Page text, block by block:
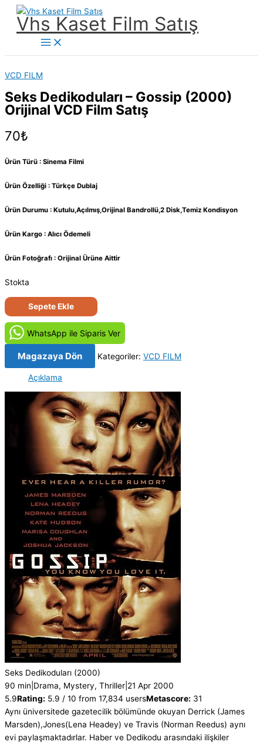
İçeriğe
Vhs Kaset Film Satış
Main
Menu
VCD FILM
Seks Dedikoduları – Gossip (2000)
Orijinal VCD Film Satış
70₺
Ürün Türü : Sinema Filmi
Ürün Özelliği : Türkçe Dublaj
Ürün Durumu : Kutulu,Açılmış,Orijinal Bandrollü,2 Disk,Temiz Kondisyon
Ürün Kargo : Alıcı Ödemeli
Ürün Fotoğrafı : Orijinal Ürüne Aittir
Stokta
Seks
Dedikoduları
Gossip
(2000)
Orijinal
Film
Sepete Ekle
WhatsApp ile Siparis Ver
Magazaya Dön Kategoriler: VCD FILM
Açıklama
Seks Dedikoduları (2000)
90 min Drama, Mystery, Thriller 21 Apr 2000
5.9Rating: 5.9 / 10 from 17,834 usersMetascore: 31
Aynı üniversitede gazetecilik bölümünde okuyan Derrick (James
Marsden),Jones(Lena Headey) ve Travis (Norman Reedus) aynı
evi paylaşmaktadırlar. Haber ve Dedikodu arasındaki ilişkiler